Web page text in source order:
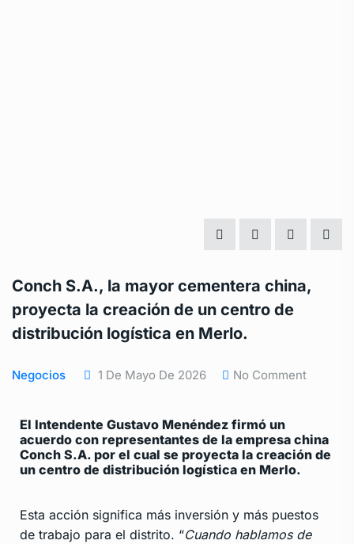
Conch S.A., la mayor cementera china,
proyecta la creación de un centro de
distribución logística en Merlo.
Negocios 1 De Mayo De 2026 No Comment
El Intendente Gustavo Menéndez firmó un
acuerdo con representantes de la empresa china
Conch S.A. por el cual se proyecta la creación de
un centro de distribución logística en Merlo.
Esta acción significa más inversión y más puestos
de trabajo para el distrito. “Cuando hablamos de